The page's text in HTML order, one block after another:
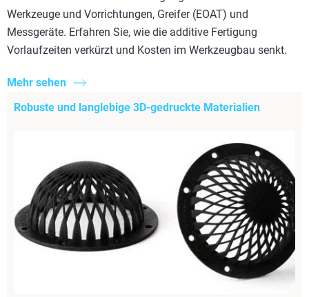
Werkzeuge und Vorrichtungen, Greifer (EOAT) und
Messgeräte. Erfahren Sie, wie die additive Fertigung
Vorlaufzeiten verkürzt und Kosten im Werkzeugbau senkt.
Mehr sehen
Robuste und langlebige 3D-gedruckte Materialien